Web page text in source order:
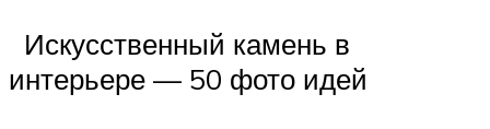
Искусственный камень в
интерьере — 50 фото идей